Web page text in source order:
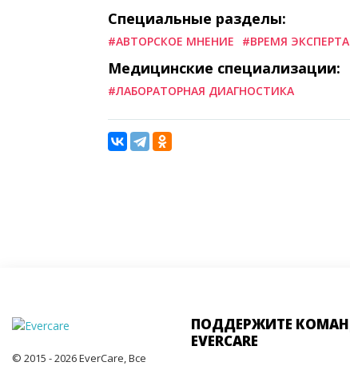
Специальные разделы:
#АВТОРСКОЕ МНЕНИЕ #ВРЕМЯ ЭКСПЕРТА
Медицинские специализации:
#ЛАБОРАТОРНАЯ ДИАГНОСТИКА
© 2015 - 2026 EverCare, Все
ПОДДЕРЖИТЕ
EVERCARE